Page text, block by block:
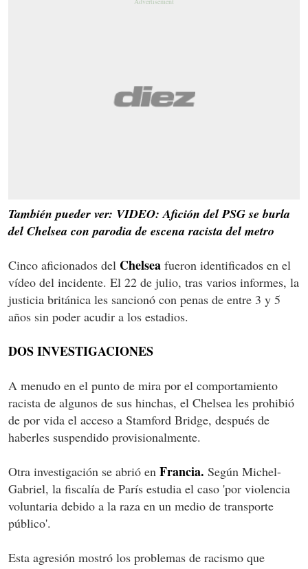
También pueder ver: VIDEO: Afición del PSG se burla
del Chelsea con parodia de escena racista del metro
Cinco aficionados del Chelsea fueron identificados en el
vídeo del incidente. El 22 de julio, tras varios informes, la
justicia británica les sancionó con penas de entre 3 y 5
años sin poder acudir a los estadios.
DOS INVESTIGACIONES
A menudo en el punto de mira por el comportamiento
racista de algunos de sus hinchas, el Chelsea les prohibió
de por vida el acceso a Stamford Bridge, después de
haberles suspendido provisionalmente.
Otra investigación se abrió en Francia. Según Michel-
Gabriel, la fiscalía de París estudia el caso 'por violencia
voluntaria debido a la raza en un medio de transporte
público'.
Esta agresión mostró los problemas de racismo que